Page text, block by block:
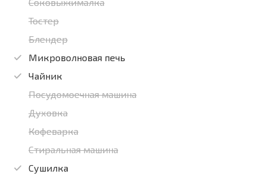
Тостер
Блендер
Микроволновая печь
Чайник
Посудомоечная машина
Духовка
Кофеварка
Стиральная машина
Сушилка